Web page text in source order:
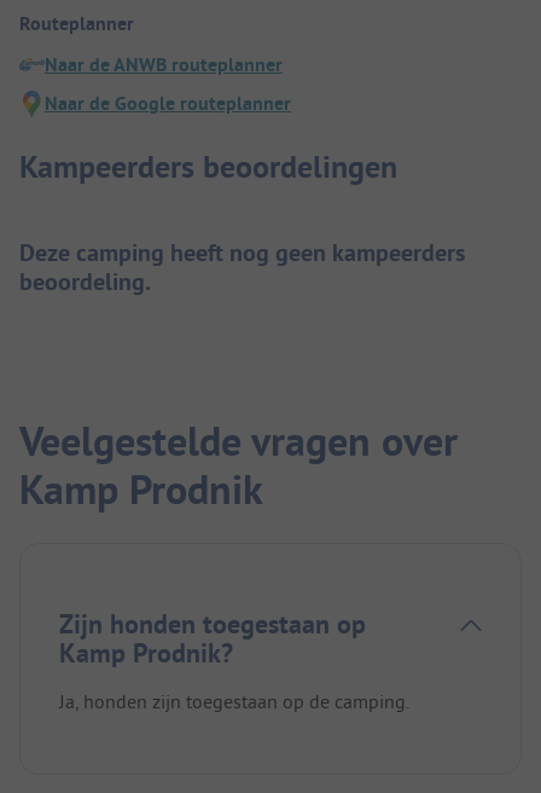
Routeplanner
Naar de ANWB routeplanner
Naar de Google routeplanner
Kampeerders beoordelingen
Deze camping heeft nog geen kampeerders
beoordeling.
Veelgestelde vragen over
Kamp Prodnik
Zijn honden toegestaan op
Kamp Prodnik?
Ja, honden zijn toegestaan op de camping.